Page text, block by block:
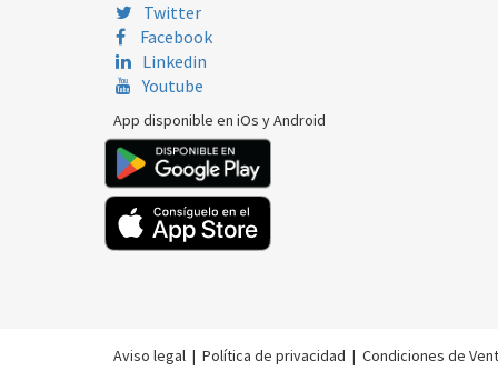
Twitter
Facebook
Linkedin
Youtube
App disponible en iOs y Android
Aviso legal | Política de privacidad | Condiciones de